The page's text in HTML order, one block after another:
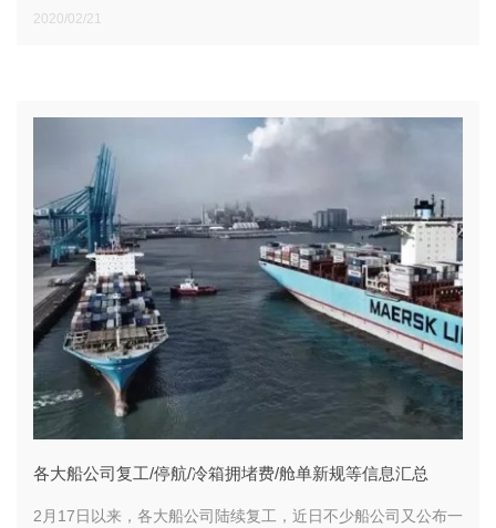
说怎么写才妥当？今天我们就来给大家分享一下。
2020/02/21
各大船公司复工/停航/冷箱拥堵费/舱单新规等信息汇总
2月17日以来，各大船公司陆续复工，近日不少船公司又公布一